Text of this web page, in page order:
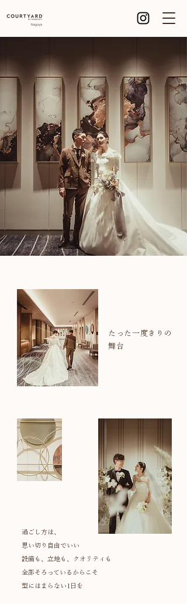
たった一度きりの
舞台
過ごし方は、
思い切り自由でいい
設備も、立地も、クオリティも
全部そろっているからこそ
​型にはまらない1日を